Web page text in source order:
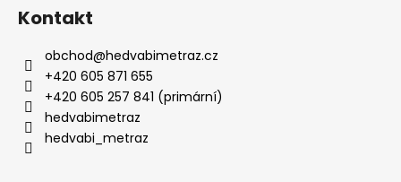
Kontakt
obchod@hedvabimetraz.cz
+420 605 871 655
+420 605 257 841 (primární)
hedvabimetraz
hedvabi_metraz